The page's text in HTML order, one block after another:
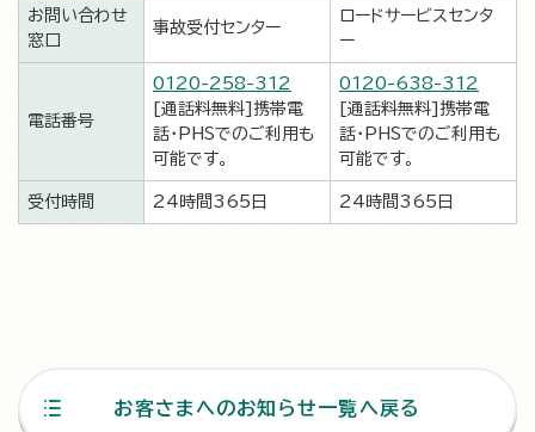
お問い合わせ
窓口
事故受付センター
ロードサービスセンタ
ー
電話番号
0120-258-312
[通話料無料]携帯電
話・PHSでのご利用も
可能です。
0120-638-312
[通話料無料]携帯電
話・PHSでのご利用も
可能です。
受付時間 24時間365日 24時間365日
お客さまへのお知らせ一覧へ戻る